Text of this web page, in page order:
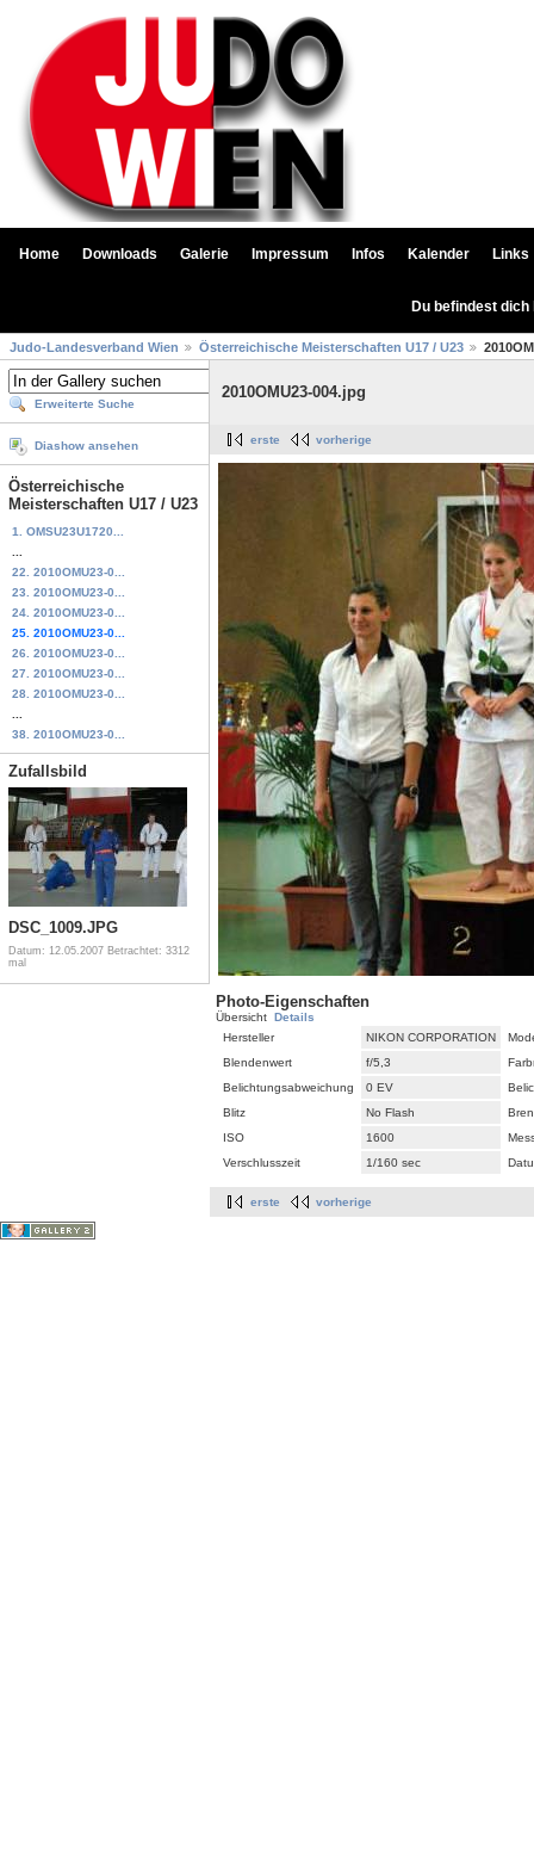
Home Downloads Galerie Impressum Infos Kalender Links
Du befindest
Judo-Landesverband Wien Österreichische Meisterschaften U17 / U23
Erweiterte Suche
Diashow ansehen
Österreichische
Meisterschaften U17 / U23
1. OMSU23U1720...
22. 2010OMU23-0...
23. 2010OMU23-0...
24. 2010OMU23-0...
25. 2010OMU23-0...
26. 2010OMU23-0...
27. 2010OMU23-0...
28. 2010OMU23-0...
38. 2010OMU23-0...
Zufallsbild
DSC_1009.JPG
Datum: 12.05.2007 Betrachtet: 3312
mal
2010OMU23-004.jpg
erste vorherige
Photo-Eigenschaften
Übersicht Details
Hersteller
NIKON CORPORATION
Blendenwert
f/5,3
Belichtungsabweichung
0 EV
Blitz
No Flash
ISO
1600
Verschlusszeit
1/160 sec
erste vorherige